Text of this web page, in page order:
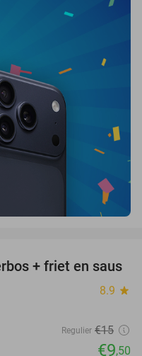
37%
+ friet en saus
8.9 star
Regulier €15
€9,50